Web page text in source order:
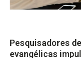
Pesquisadores
evangélicas